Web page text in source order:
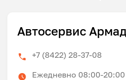
Автосервис
+7 (8422) 28-37-08
Ежедневно 08:00-20:00